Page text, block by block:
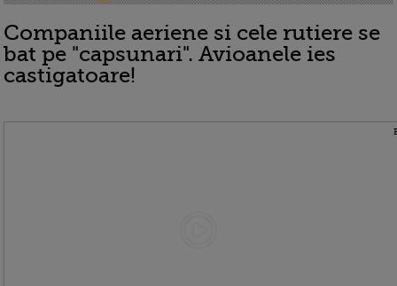
Companiile aeriene si cele rutiere se
bat pe "capsunari". Avioanele ies
castigatoare!